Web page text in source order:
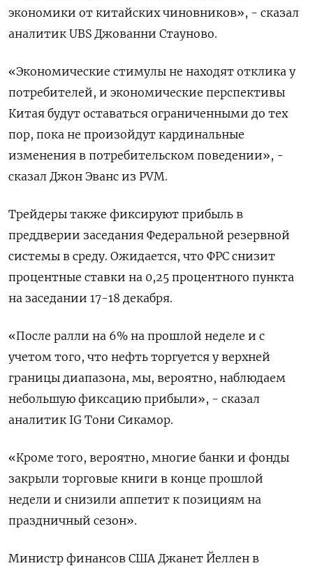
экономики от китайских чиновников», - сказал
аналитик UBS Джованни Стауново.
«Экономические стимулы не находят отклика у
потребителей, и экономические перспективы
Китая будут оставаться ограниченными до тех
пор, пока не произойдут кардинальные
изменения в потребительском поведении», -
сказал Джон Эванс из PVM.
Трейдеры также фиксируют прибыль в
преддверии заседания Федеральной резервной
системы в среду. Ожидается, что ФРС снизит
процентные ставки на 0,25 процентного пункта
на заседании 17-18 декабря.
«После ралли на 6% на прошлой неделе и с
учетом того, что нефть торгуется у верхней
границы диапазона, мы, вероятно, наблюдаем
небольшую фиксацию прибыли», - сказал
аналитик IG Тони Сикамор.
«Кроме того, вероятно, многие банки и фонды
закрыли торговые книги в конце прошлой
недели и снизили аппетит к позициям на
праздничный сезон».
Министр финансов США Джанет Йеллен в